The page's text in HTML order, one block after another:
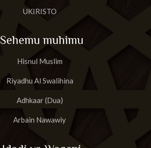
UKIRISTO
Sehemu muhimu
Hisnul Muslim
Riyadhu Al Swalihina
Adhkaar (Dua)
Arbain Nawawiy